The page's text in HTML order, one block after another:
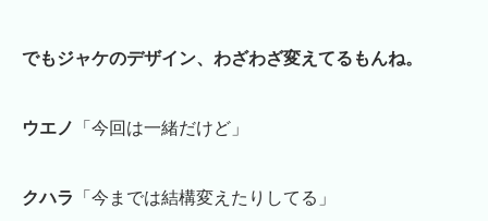
でもジャケのデザイン、わざわざ変えてるもんね。
ウエノ 「今回は一緒だけど」
クハラ 「今までは結構変えたりしてる」